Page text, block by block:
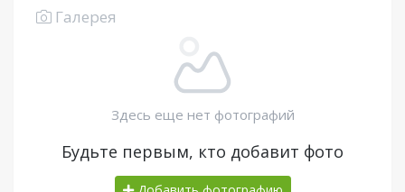
Галерея
Здесь еще нет фотографий
Будьте первым, кто добавит фото